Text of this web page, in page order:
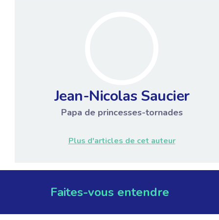
Jean-Nicolas Saucier
Papa de princesses-tornades
Plus d'articles de cet auteur
Faites-vous entendre